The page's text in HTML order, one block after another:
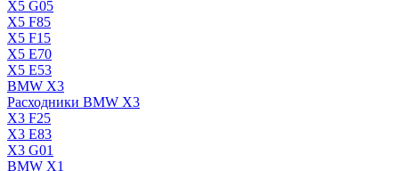
X5 G05
X5 F85
X5 F15
X5 E70
X5 E53
BMW X3
Расходники BMW X3
X3 F25
X3 E83
X3 G01
BMW X1